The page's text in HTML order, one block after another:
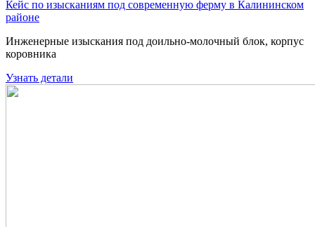
Кейс по изысканиям под современную ферму в Калининском
районе
Инженерные изыскания под доильно-молочный блок, корпус
коровника
Узнать детали